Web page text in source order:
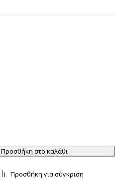
Προσθήκη στο καλάθι
Προσθήκη για σύγκριση